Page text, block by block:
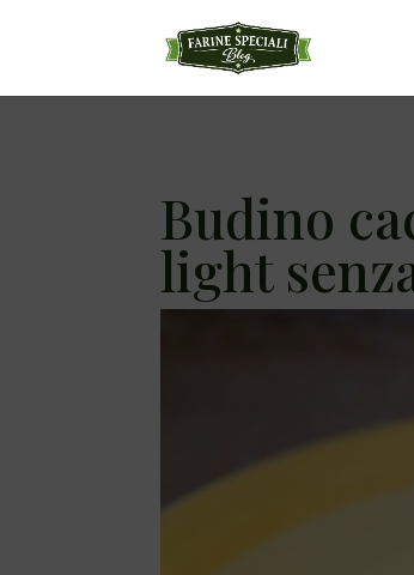
Budino
light